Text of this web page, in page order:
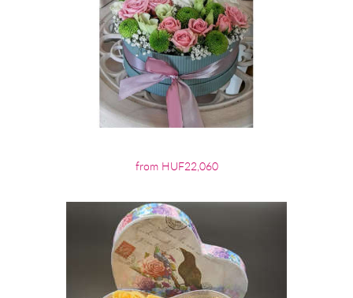
from HUF22,060